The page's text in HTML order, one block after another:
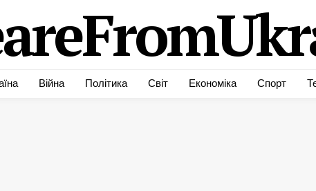
Війна Політика Світ Економіка Спорт